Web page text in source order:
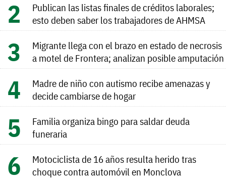
Publican las listas finales de créditos laborales;
esto deben saber los trabajadores de AHMSA
Migrante llega con el brazo en estado de necrosis
a motel de Frontera; analizan posible amputación
Madre de niño con autismo recibe amenazas y
decide cambiarse de hogar
Familia organiza bingo para saldar deuda
funeraria
Motociclista de 16 años resulta herido tras
choque contra automóvil en Monclova